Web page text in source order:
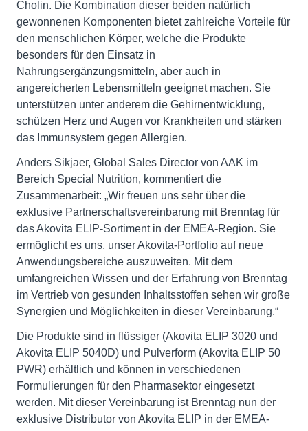
Cholin. Die Kombination dieser beiden natürlich
gewonnenen Komponenten bietet zahlreiche Vorteile für
den menschlichen Körper, welche die Produkte
besonders für den Einsatz in
Nahrungsergänzungsmitteln, aber auch in
angereicherten Lebensmitteln geeignet machen. Sie
unterstützen unter anderem die Gehirnentwicklung,
schützen Herz und Augen vor Krankheiten und stärken
das Immunsystem gegen Allergien.
Anders Sikjaer, Global Sales Director von AAK im
Bereich Special Nutrition, kommentiert die
Zusammenarbeit: „Wir freuen uns sehr über die
exklusive Partnerschaftsvereinbarung mit Brenntag für
das Akovita ELIP-Sortiment in der EMEA-Region. Sie
ermöglicht es uns, unser Akovita-Portfolio auf neue
Anwendungsbereiche auszuweiten. Mit dem
umfangreichen Wissen und der Erfahrung von Brenntag
im Vertrieb von gesunden Inhaltsstoffen sehen wir große
Synergien und Möglichkeiten in dieser Vereinbarung.“
Die Produkte sind in flüssiger (Akovita ELIP 3020 und
Akovita ELIP 5040D) und Pulverform (Akovita ELIP 50
PWR) erhältlich und können in verschiedenen
Formulierungen für den Pharmasektor eingesetzt
werden. Mit dieser Vereinbarung ist Brenntag nun der
exklusive Distributor von Akovita ELIP in der EMEA-